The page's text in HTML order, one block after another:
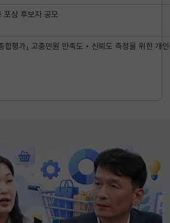
상 후보자 공모
합평가」 고충민원 만족도‧신뢰도 측정을 위한 개